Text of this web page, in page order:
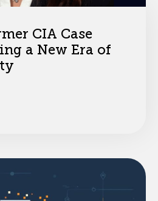
CIA Case
a New Era of